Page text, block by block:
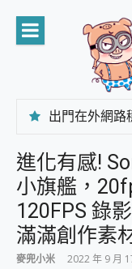
content
進化有感!
小旗艦，
120FPS 錄
滿滿創作素
麥兜小米 2022 年 9 月